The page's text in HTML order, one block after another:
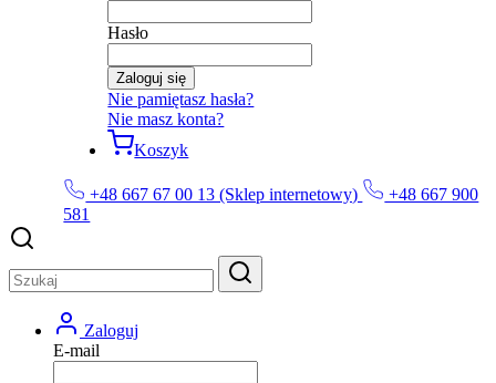
Hasło
Zaloguj się
Nie pamiętasz hasła?
Nie masz konta?
Koszyk
+48 667 67 00 13 (Sklep internetowy)
+48 667 900
581
Zaloguj
E-mail